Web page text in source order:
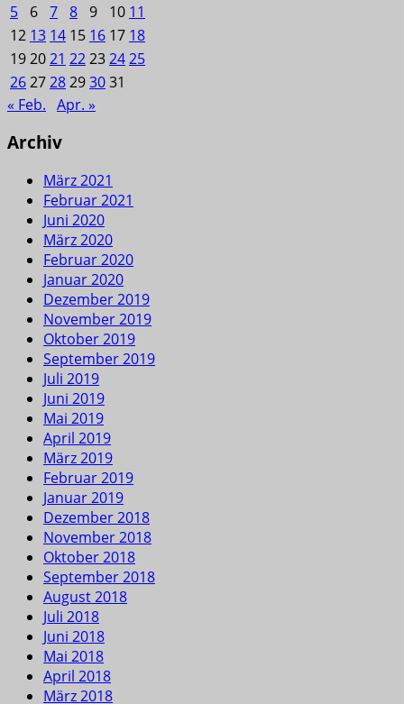
5
6 7 8 9 10 11
12 13 14 15 16 17 18
192021 22232425
262728293031
« Feb. Apr. »
Archiv
März 2021
Februar 2021
Juni 2020
März 2020
Februar 2020
Januar 2020
Dezember 2019
November 2019
Oktober 2019
September 2019
Juli 2019
Juni 2019
Mai 2019
April 2019
März 2019
Februar 2019
Januar 2019
Dezember 2018
November 2018
Oktober 2018
September 2018
August 2018
Juli 2018
Juni 2018
Mai 2018
April 2018
März 2018